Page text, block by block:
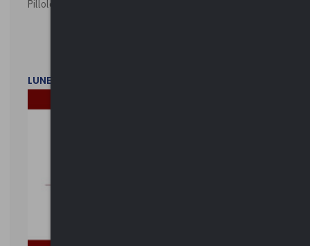
Pillole ambientali | 2026
LUNEDì 2 FEBBRAIO 2026